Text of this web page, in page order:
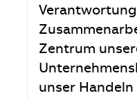
Zentrum
unser